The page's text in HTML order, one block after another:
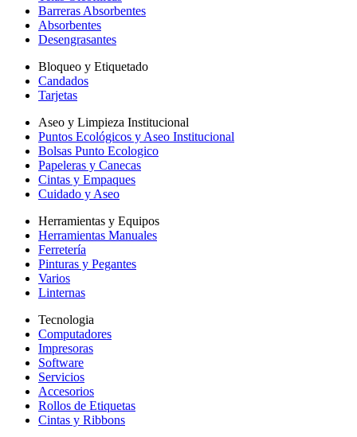
Barreras Absorbentes
Absorbentes
Desengrasantes
Bloqueo y Etiquetado
Candados
Tarjetas
Aseo y Limpieza Institucional
Puntos Ecológicos y Aseo Institucional
Bolsas Punto Ecologico
Papeleras y Canecas
Cintas y Empaques
Cuidado y Aseo
Herramientas y Equipos
Herramientas Manuales
Ferretería
Pinturas y Pegantes
Varios
Linternas
Tecnologia
Computadores
Impresoras
Software
Servicios
Accesorios
Rollos de Etiquetas
Cintas y Ribbons